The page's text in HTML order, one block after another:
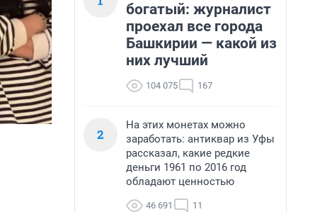
богатый: журналист
проехал все города
Башкирии — какой из
них лучший
104 075 167
2
На этих монетах можно
заработать: антиквар из Уфы
рассказал, какие редкие
деньги 1961 по 2016 год
обладают ценностью
46 691 11